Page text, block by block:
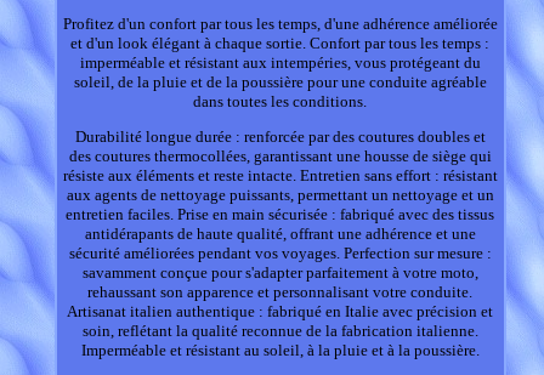
Profitez d'un confort par tous les temps, d'une adhérence améliorée
et d'un look élégant à chaque sortie. Confort par tous les temps :
imperméable et résistant aux intempéries, vous protégeant du
soleil, de la pluie et de la poussière pour une conduite agréable
dans toutes les conditions.
Durabilité longue durée : renforcée par des coutures doubles et
des coutures thermocollées, garantissant une housse de siège qui
résiste aux éléments et reste intacte. Entretien sans effort : résistant
aux agents de nettoyage puissants, permettant un nettoyage et un
entretien faciles. Prise en main sécurisée : fabriqué avec des tissus
antidérapants de haute qualité, offrant une adhérence et une
sécurité améliorées pendant vos voyages. Perfection sur mesure :
savamment conçue pour s'adapter parfaitement à votre moto,
rehaussant son apparence et personnalisant votre conduite.
Artisanat italien authentique : fabriqué en Italie avec précision et
soin, reflétant la qualité reconnue de la fabrication italienne.
Imperméable et résistant au soleil, à la pluie et à la poussière.